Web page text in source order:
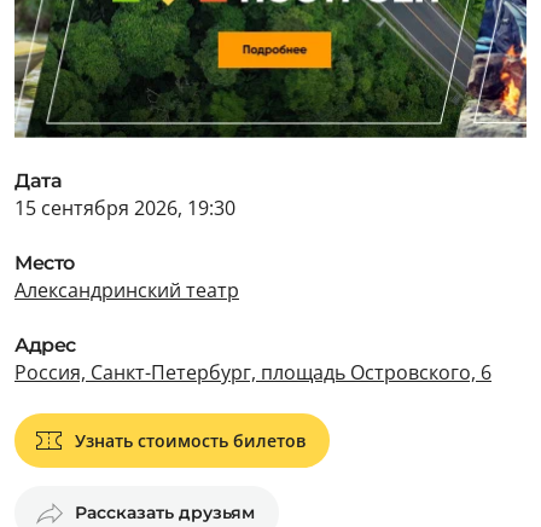
Дата
15 сентября 2026, 19:30
Место
Александринский театр
Адрес
Россия, Санкт-Петербург, площадь Островского, 6
Узнать стоимость билетов
Рассказать друзьям